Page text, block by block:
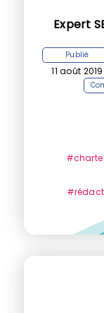
Expert
Publié
11 août 2019
#charte